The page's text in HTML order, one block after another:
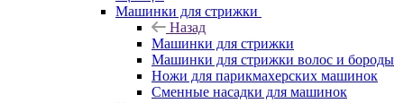
Машинки для стрижки
Назад
Машинки для стрижки
Машинки для стрижки волос и бороды
Ножи для парикмахерских машинок
Сменные насадки для машинок